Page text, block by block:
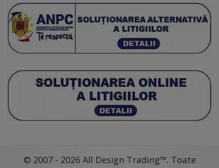
© 2007 - 2026 All Design Trading™. Toate